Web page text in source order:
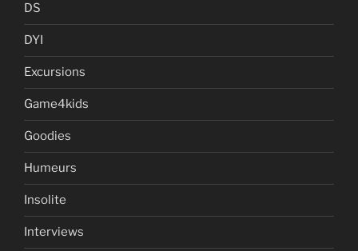
DS
DYI
Excursions
Game4kids
Goodies
Humeurs
Insolite
Interviews